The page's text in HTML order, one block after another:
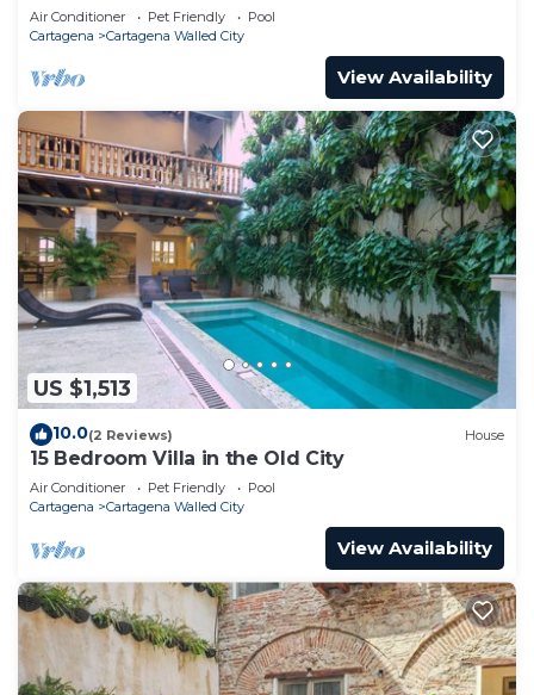
Air Conditioner Pet Friendly
Pool
Cartagena
Cartagena Walled City
View Availability
US $1,513
10.0(2 Reviews) House
15 Bedroom Villa in the Old City
Air Conditioner Pet Friendly
Pool
Cartagena
Cartagena Walled City
View Availability